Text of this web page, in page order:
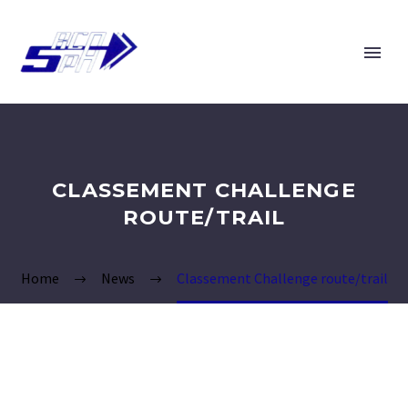
CLASSEMENT CHALLENGE
ROUTE/TRAIL
Home News Classement Challenge route/trail